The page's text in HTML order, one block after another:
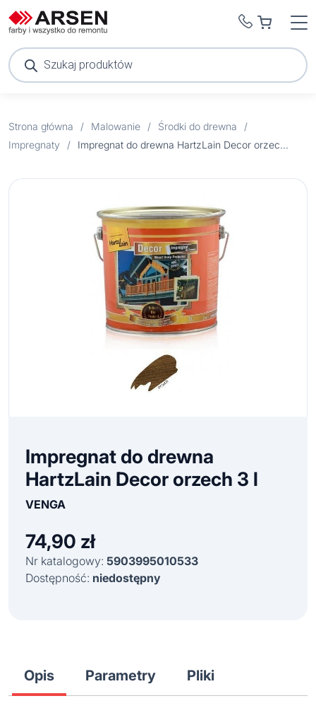
Wyszukiwarka
produktów
Strona główna / Malowanie / Środki do drewna
/
Impregnaty
/ Impregnat do drewna HartzLain Decor orzech 3 l
Impregnat do drewna
HartzLain Decor orzech 3 l
VENGA
74,90 zł
Nr katalogowy: 5903995010533
Dostępność: niedostępny
Opis Parametry Pliki